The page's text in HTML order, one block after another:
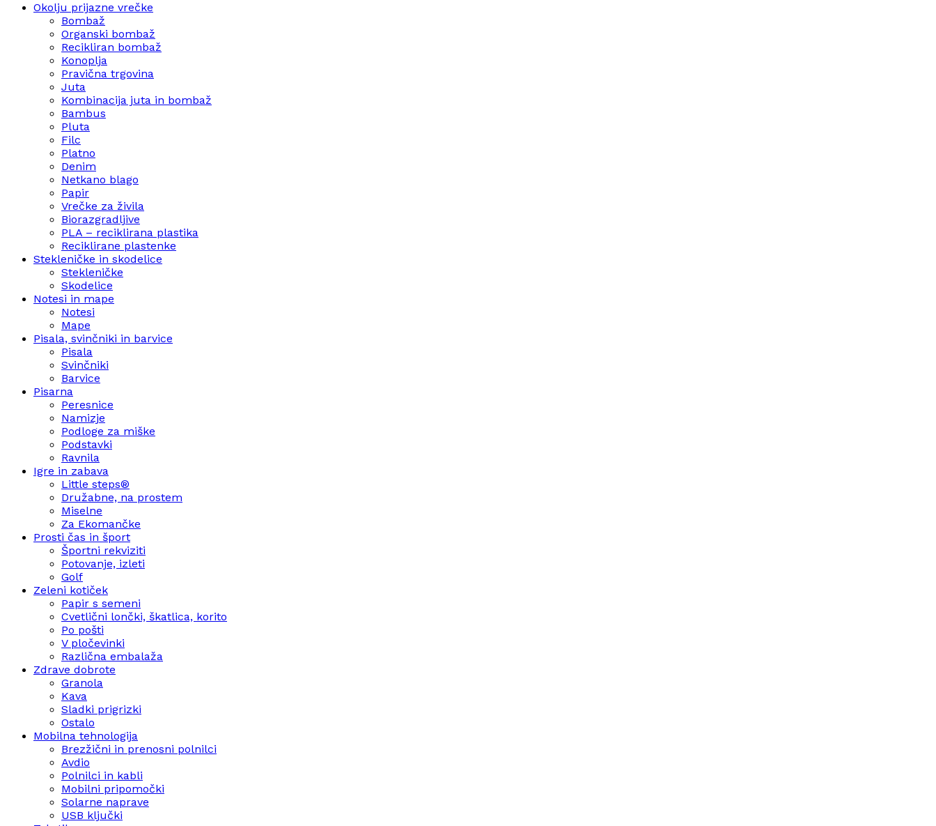
Okolju prijazne vrečke
Bombaž
Organski bombaž
Recikliran bombaž
Konoplja
Pravična trgovina
Juta
Kombinacija juta in bombaž
Bambus
Pluta
Filc
Platno
Denim
Netkano blago
Papir
Vrečke za živila
Biorazgradljive
PLA – reciklirana plastika
Reciklirane plastenke
Stekleničke in skodelice
Stekleničke
Skodelice
Notesi in mape
Notesi
Mape
Pisala, svinčniki in barvice
Pisala
Svinčniki
Barvice
Pisarna
Peresnice
Namizje
Podloge za miške
Podstavki
Ravnila
Igre in zabava
Little steps®
Družabne, na prostem
Miselne
Za Ekomančke
Prosti čas in šport
Športni rekviziti
Potovanje, izleti
Golf
Zeleni kotiček
Papir s semeni
Cvetlični lončki, škatlica, korito
Po pošti
V pločevinki
Različna embalaža
Zdrave dobrote
Granola
Kava
Sladki prigrizki
Ostalo
Mobilna tehnologija
Brezžični in prenosni polnilci
Avdio
Polnilci in kabli
Mobilni pripomočki
Solarne naprave
USB ključki